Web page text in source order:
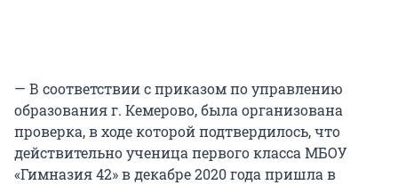
— В соответствии с приказом по управлению
образования г. Кемерово, была организована
проверка, в ходе которой подтвердилось, что
действительно ученица первого класса МБОУ
«Гимназия 42» в декабре 2020 года пришла в